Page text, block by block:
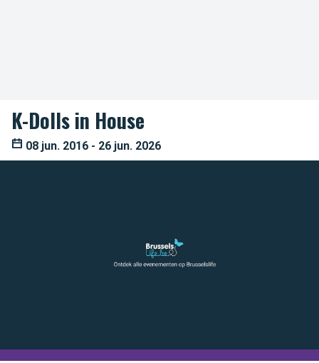
K-Dolls in House
08 jun. 2016 - 26 jun. 2026